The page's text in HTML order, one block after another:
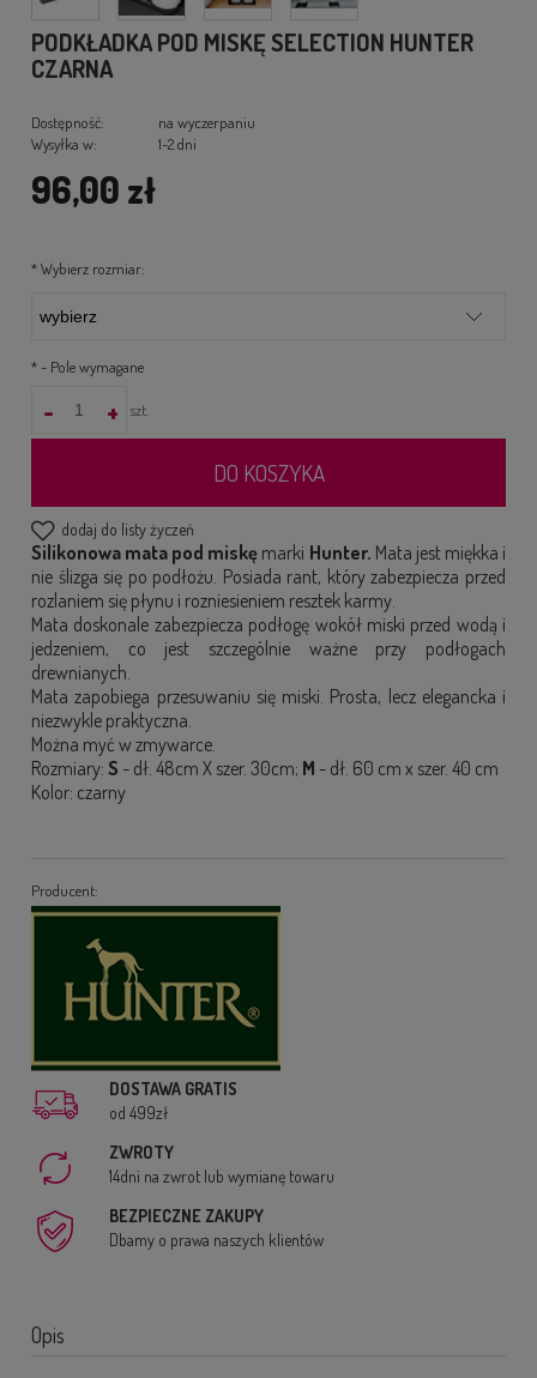
PODKŁADKA POD MISKĘ SELECTION HUNTER
CZARNA
Dostępność:
na wyczerpaniu
Wysyłka w:
1-2 dni
96,00 zł
*Wybierz rozmiar:
*- Pole wymagane
+
- szt.
DO KOSZYKA
dodaj do listy życzeń
Silikonowa mata pod miskę marki Hunter. Mata jest miękka i
nie ślizga się po podłożu. Posiada rant, który zabezpiecza przed
rozlaniem się płynu i rozniesieniem resztek karmy.
Mata doskonale zabezpiecza podłogę wokół miski przed wodą i
jedzeniem, co jest szczególnie ważne przy podłogach
drewnianych.
Mata zapobiega przesuwaniu się miski. Prosta, lecz elegancka i
niezwykle praktyczna.
Można myć w zmywarce.
Rozmiary: S - dł. 48cm X szer. 30cm; M - dł. 60 cm x szer. 40 cm
Kolor: czarny
Producent:
DOSTAWA GRATIS
od 499zł
ZWROTY
14dni na zwrot lub wymianę towaru
BEZPIECZNE ZAKUPY
Dbamy o prawa naszych klientów
Opis